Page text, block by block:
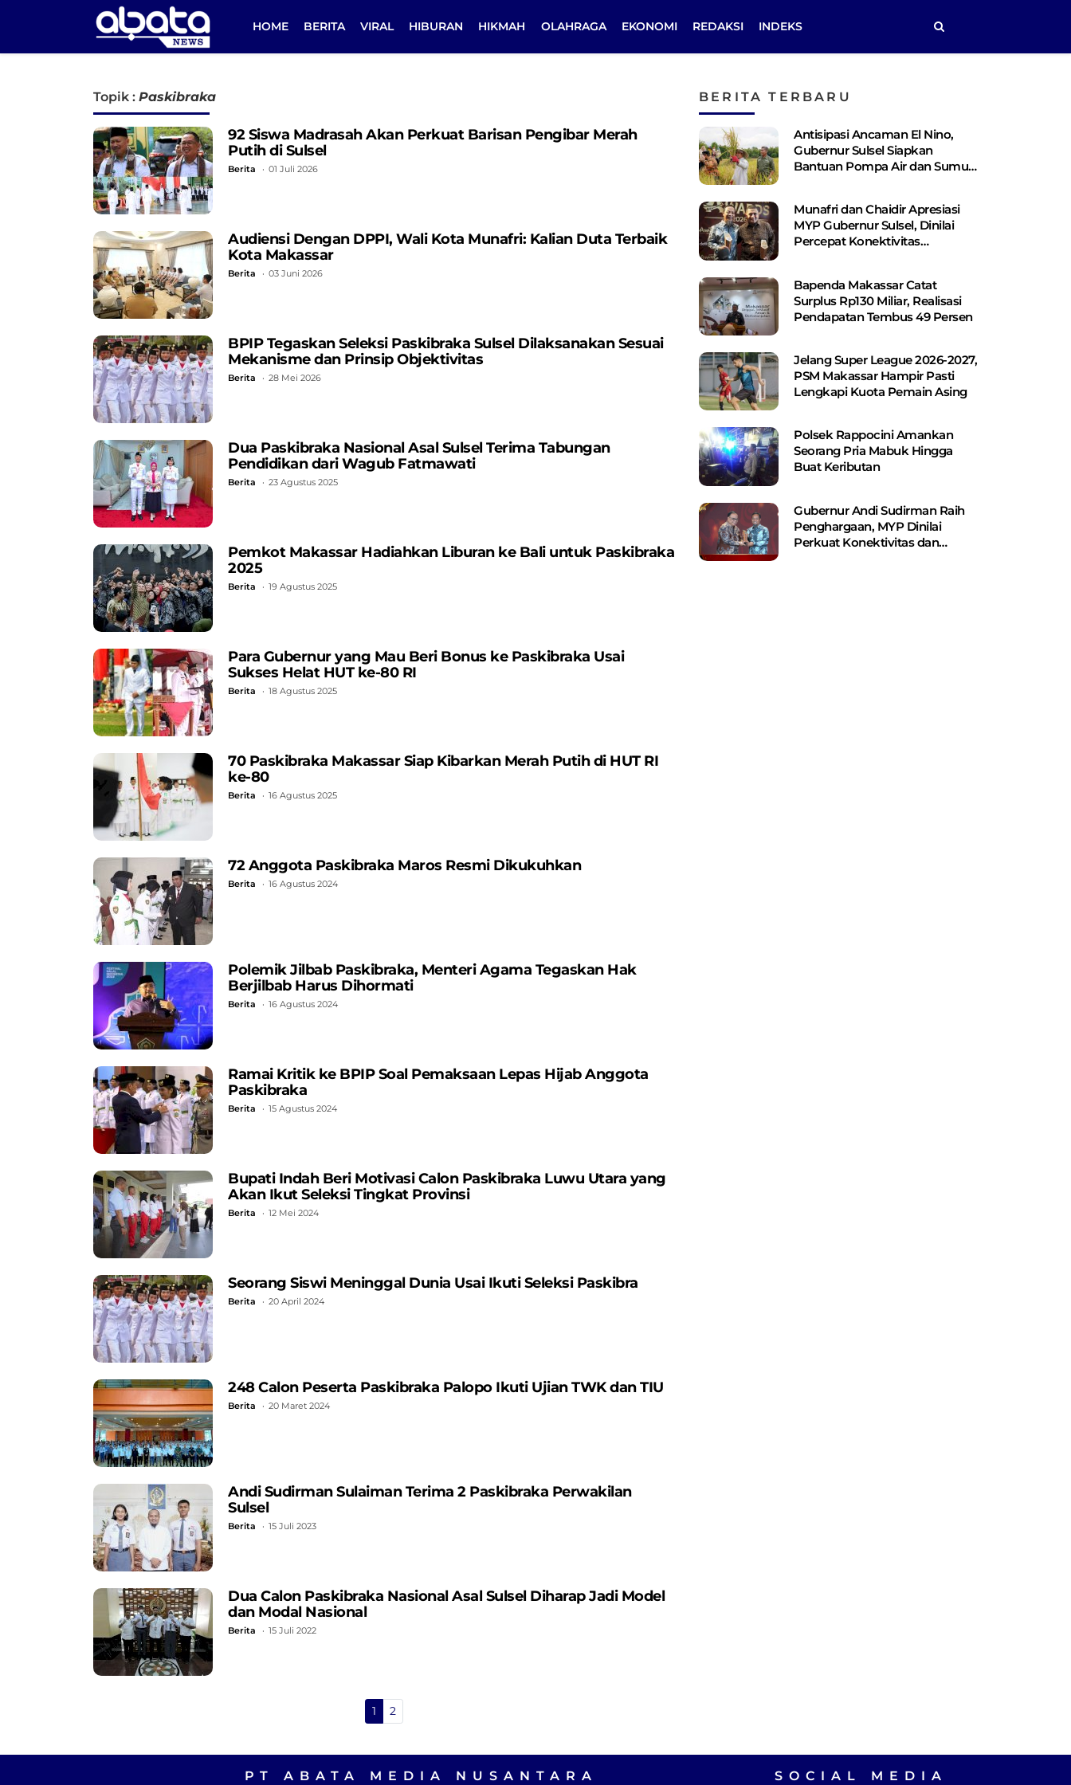
HOME BERITA VIRAL HIBURAN HIKMAH OLAHRAGA EKONOMI REDAKSI INDEKS
Topik : Paskibraka
92 Siswa Madrasah Akan Perkuat Barisan Pengibar Merah
Putih di Sulsel
Berita 01 Juli 2026
Audiensi Dengan DPPI, Wali Kota Munafri: Kalian Duta Terbaik
Kota Makassar
Berita 03 Juni 2026
BPIP Tegaskan Seleksi Paskibraka Sulsel Dilaksanakan Sesuai
Mekanisme dan Prinsip Objektivitas
Berita 28 Mei 2026
Dua Paskibraka Nasional Asal Sulsel Terima Tabungan
Pendidikan dari Wagub Fatmawati
Berita 23 Agustus 2025
Pemkot Makassar Hadiahkan Liburan ke Bali untuk Paskibraka
2025
Berita 19 Agustus 2025
Para Gubernur yang Mau Beri Bonus ke Paskibraka Usai
Sukses Helat HUT ke-80 RI
Berita 18 Agustus 2025
70 Paskibraka Makassar Siap Kibarkan Merah Putih di HUT RI
ke-80
Berita 16 Agustus 2025
72 Anggota Paskibraka Maros Resmi Dikukuhkan
Berita 16 Agustus 2024
Polemik Jilbab Paskibraka, Menteri Agama Tegaskan Hak
Berjilbab Harus Dihormati
Berita 16 Agustus 2024
Ramai Kritik ke BPIP Soal Pemaksaan Lepas Hijab Anggota
Paskibraka
Berita 15 Agustus 2024
Bupati Indah Beri Motivasi Calon Paskibraka Luwu Utara yang
Akan Ikut Seleksi Tingkat Provinsi
Berita 12 Mei 2024
Seorang Siswi Meninggal Dunia Usai Ikuti Seleksi Paskibra
Berita 20 April 2024
248 Calon Peserta Paskibraka Palopo Ikuti Ujian TWK dan TIU
Berita 20 Maret 2024
Andi Sudirman Sulaiman Terima 2 Paskibraka Perwakilan
Sulsel
Berita 15 Juli 2023
Dua Calon Paskibraka Nasional Asal Sulsel Diharap Jadi Model
dan Modal Nasional
Berita 15 Juli 2022
1 2
BERITA TERBARU
Antisipasi Ancaman El Nino,
Gubernur Sulsel Siapkan
Bantuan Pompa Air dan Sumur
Munafri dan Chaidir Apresiasi
MYP Gubernur Sulsel, Dinilai
Percepat Konektivitas
Bapenda Makassar Catat
Surplus Rp130 ​​Miliar, Realisasi
Pendapatan Tembus 49 Persen
Jelang Super League 2026-2027,
PSM Makassar Hampir Pasti
Lengkapi Kuota Pemain Asing
Polsek Rappocini Amankan
Seorang Pria Mabuk Hingga
Buat Keributan
Gubernur Andi Sudirman Raih
Penghargaan, MYP Dinilai
Perkuat Konektivitas dan
PT ABATA MEDIA NUSANTARA SOCIAL MEDIA